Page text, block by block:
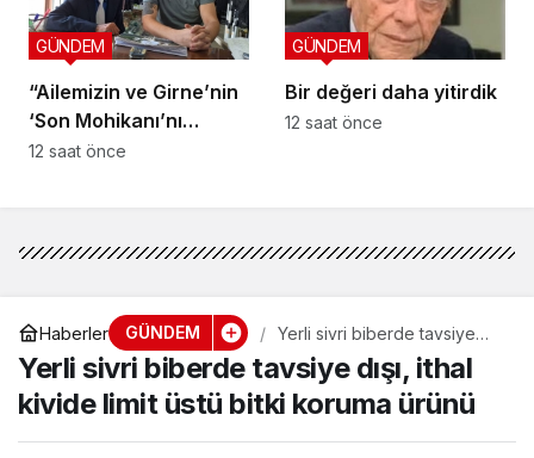
“Ailemizin ve Girne’nin
‘Son Mohikanı’nı
kaybettik”
GÜNDEM
12 saat önce
Bir değeri daha yitirdik
GÜNDEM
12 saat önce
Haberler GÜNDEM
Yerli sivri biberde tavsiye
dışı, ithal kivide limit üstü bitki
koruma ürünü
Yerli sivri biberde tavsiye dışı, ithal
kivide limit üstü bitki koruma ürünü